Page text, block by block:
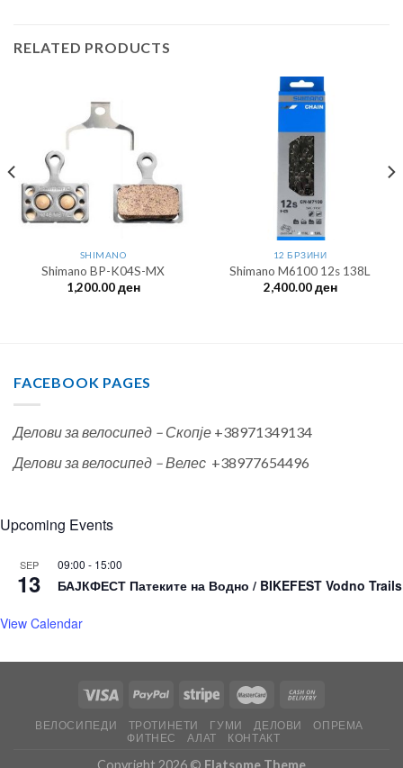
RELATED PRODUCTS
SHIMANO
Shimano BP-K04S-MX
1,200.00ден
12 БРЗИНИ
Shimano M6100 12s 138L
2,400.00ден
FACEBOOK PAGES
Делови за велосипед – Скопје +38971349134
Делови за велосипед – Велес +38977654496
Upcoming Events
SEP
13
09:00 - 15:00
БАЈКФЕСТ Патеките на Водно / BIKEFEST Vodno Trails
View Calendar
ВЕЛОСИПЕДИ ТРОТИНЕТИ ГУМИ ДЕЛОВИ
ОПРЕМА
ФИТНЕС
АЛАТ КОНТАКТ